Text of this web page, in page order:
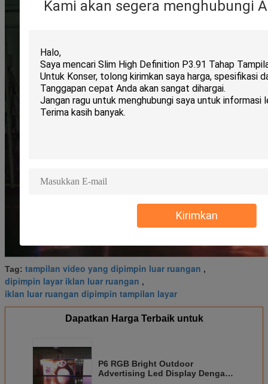
Kami akan segera menghubungi
Kirimkan
Tag: tampilan video yang dipimpin luar ruangan ,
dipimpin layar iklan luar ruangan ,
iklan luar ruangan dipimpin tampilan layar
Dapatkan Harga Terbaik untuk
P6 RGB Bright Outdoor
Advertising Led Display Dengan